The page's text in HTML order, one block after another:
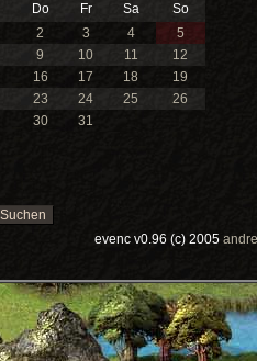
Do Fr Sa
So
2 3 4
5
9 10 11
12
16 17 18
19
23 24 25
26
30 31
evenc v0.96 (c) 2005